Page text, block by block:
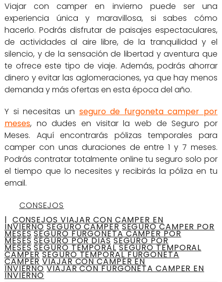
Viajar con camper en invierno puede ser una
experiencia única y maravillosa, si sabes cómo
hacerlo. Podrás disfrutar de paisajes espectaculares,
de actividades al aire libre, de la tranquilidad y el
silencio, y de la sensación de libertad y aventura que
te ofrece este tipo de viaje. Además, podrás ahorrar
dinero y evitar las aglomeraciones, ya que hay menos
demanda y más ofertas en esta época del año.
Y si necesitas un seguro de furgoneta camper por
meses, no dudes en visitar la web de Seguro por
Meses. Aquí encontrarás pólizas temporales para
camper con unas duraciones de entre 1 y 7 meses.
Podrás contratar totalmente online tu seguro solo por
el tiempo que lo necesites y recibirás la póliza en tu
email.
CONSEJOS
| CONSEJOS VIAJAR CON CAMPER EN
INVIERNO SEGURO CAMPER SEGURO CAMPER POR
MESES SEGURO FURGONETA CAMPER POR
MESES SEGURO POR DIAS SEGURO POR
MESES SEGURO TEMPORAL SEGURO TEMPORAL
CAMPER SEGURO TEMPORAL FURGONETA
CAMPER VIAJAR CON CAMPER EN
INVIERNO VIAJAR CON FURGONETA CAMPER EN
INVIERNO